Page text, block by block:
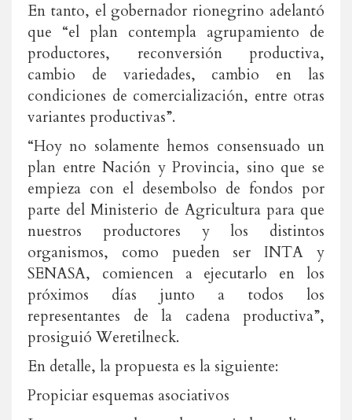
En tanto, el gobernador rionegrino adelantó
que “el plan contempla agrupamiento de
productores, reconversión productiva,
cambio de variedades, cambio en las
condiciones de comercialización, entre otras
variantes productivas”.
“Hoy no solamente hemos consensuado un
plan entre Nación y Provincia, sino que se
empieza con el desembolso de fondos por
parte del Ministerio de Agricultura para que
nuestros productores y los distintos
organismos, como pueden ser INTA y
SENASA, comiencen a ejecutarlo en los
próximos días junto a todos los
representantes de la cadena productiva”,
prosiguió Weretilneck.
En detalle, la propuesta es la siguiente:
Propiciar esquemas asociativos